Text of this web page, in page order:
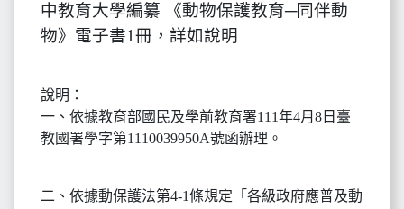
中教育大學編纂 《動物保護教育─同伴動
物》電子書1冊，詳如說明
說明：
一、依據教育部國民及學前教育署111年4月8日臺
教國署學字第1110039950A號函辦理。
二、依據動保護法第4-1條規定「各級政府應普及動